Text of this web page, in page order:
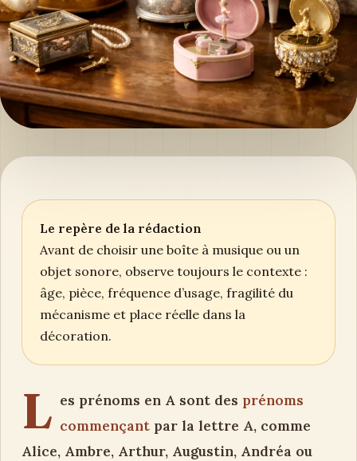
Le repère de la rédaction
Avant de choisir une boîte à musique ou un
objet sonore, observe toujours le contexte :
âge, pièce, fréquence d’usage, fragilité du
mécanisme et place réelle dans la
décoration.
L es prénoms en A sont des prénoms
commençantpar la lettre A, comme
Alice, Ambre, Arthur, Augustin, Andréa ou